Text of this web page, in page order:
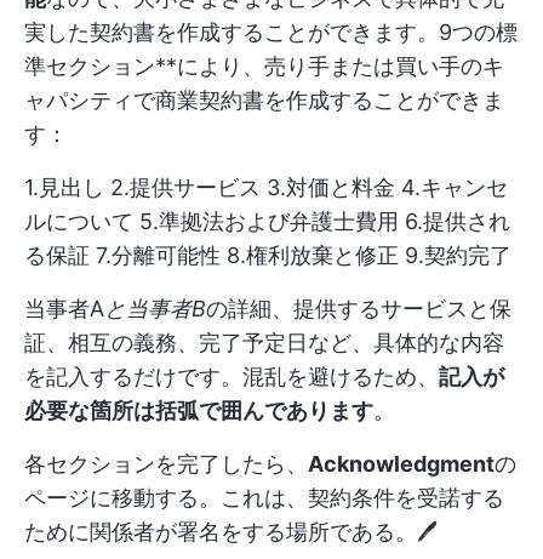
実した契約書を作成することができます。9つの標
準セクション**により、売り手または買い手のキ
ャパシティで商業契約書を作成することができま
す：
1.見出し 2.提供サービス 3.対価と料金 4.キャンセ
ルについて 5.準拠法および弁護士費用 6.提供され
る保証 7.分離可能性 8.権利放棄と修正 9.契約完了
当事者Aと当事者Bの詳細、提供するサービスと保
証、相互の義務、完了予定日など、具体的な内容
を記入するだけです。混乱を避けるため、 記入が
必要な箇所は括弧で囲んであります。
各セクションを完了したら、 Acknowledgmentの
ページに移動する。これは、契約条件を受諾する
ために関係者が署名をする場所である。🖊️